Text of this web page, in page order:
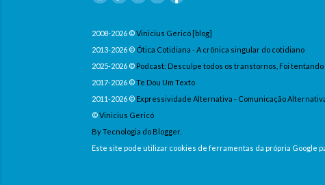
2008-2026 ©Vinicius Gericó [blog]
2013-2026 © Ótica Cotidiana - A crônica singular do cotidiano
2025-2026 © Podcast: Desculpe todos os transtornos, Foi
2017-2026 ©Te Dou Um Texto
2011-2026 © Expressividade Alternativa - Comunicação
©Vinicius Gericó
By Tecnologia do Blogger.
Este site pode utilizar cookies de ferramentas da própria Google